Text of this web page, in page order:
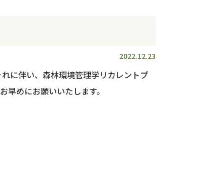
2022.12.23
に伴い、森林環境管理学リカレントプ
めにお願いいたします。